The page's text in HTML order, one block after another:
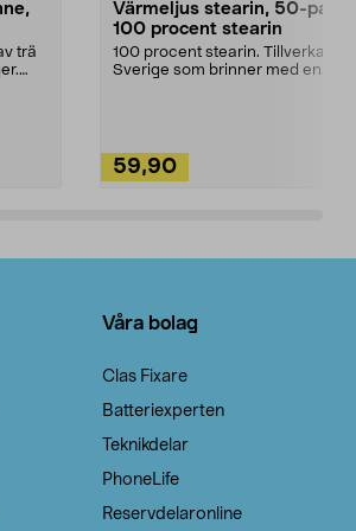
trä
Värmeljus stearin, 50-pack,
100 procent stearin
100 procent stearin. Tillverkade i
Sverige som brinner med en
59,90
Våra bolag
Clas Fixare
Batteriexperten
Teknikdelar
PhoneLife
Reservdelaronline